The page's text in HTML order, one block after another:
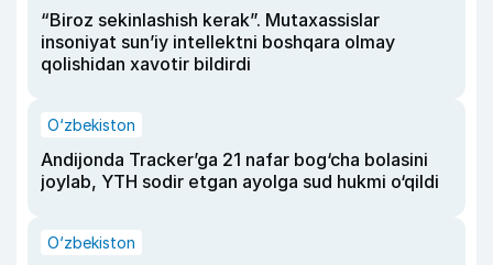
“Biroz sekinlashish kerak”. Mutaxassislar
insoniyat sun’iy intellektni boshqara olmay
qolishidan xavotir bildirdi
O‘zbekiston
Andijonda Tracker’ga 21 nafar bog‘cha bolasini
joylab, YTH sodir etgan ayolga sud hukmi o‘qildi
O‘zbekiston